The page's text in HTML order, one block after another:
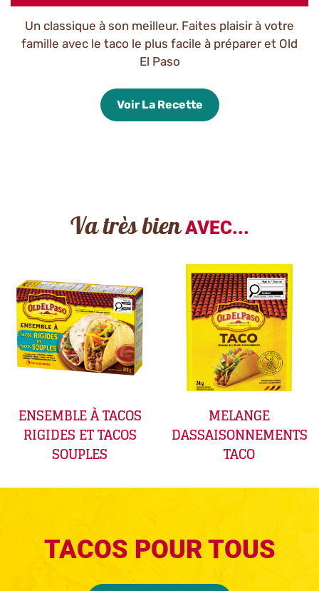
Un classique à son meilleur. Faites plaisir à votre
famille avec le taco le plus facile à préparer et Old
El Paso
Voir La Recette
Va très bien AVEC...
ENSEMBLE À TACOS
RIGIDES ET TACOS
SOUPLES
MELANGE
DASSAISONNEMENTS
TACO
TACOS POUR TOUS